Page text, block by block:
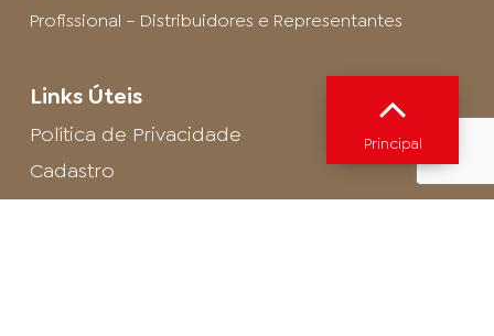
Profissional – Distribuidores e Representantes
Links Úteis
Política de Privacidade
Cadastro
SAC - Profissional
Principal